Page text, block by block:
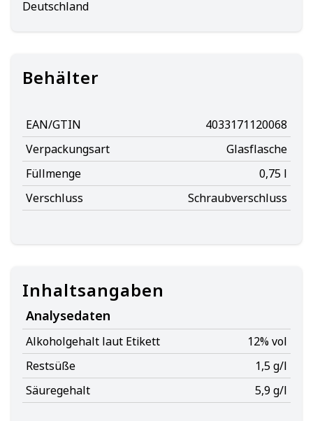
Deutschland
Behälter
EAN/GTIN
4033171120068
Verpackungsart
Glasflasche
Füllmenge
0,75 l
Verschluss
Schraubverschluss
Inhaltsangaben
Analysedaten
Alkoholgehalt laut Etikett
12% vol
Restsüße
1,5 g/l
Säuregehalt
5,9 g/l